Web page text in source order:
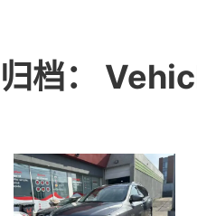
归档：